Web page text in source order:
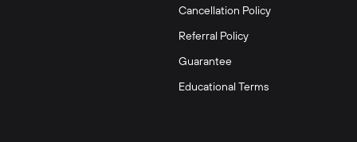
Cancellation Policy
Referral Policy
Guarantee
Educational Terms